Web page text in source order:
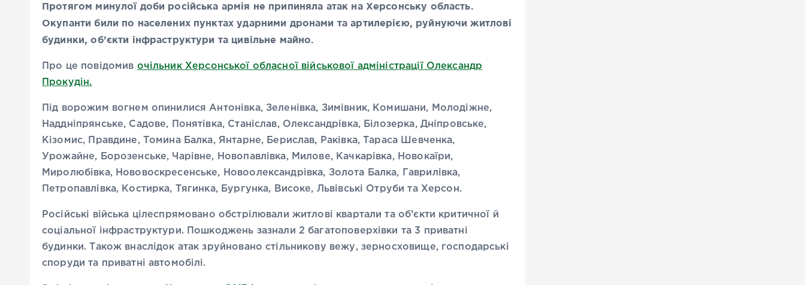
Протягом минулої доби російська армія не припиняла атак на Херсонську область.
Окупанти били по населених пунктах ударними дронами та артилерією, руйнуючи житлові
будинки, об’єкти інфраструктури та цивільне майно.
Про це повідомив очільник Херсонської обласної військової адміністрації Олександр
Прокудін.
Під ворожим вогнем опинилися Антонівка, Зеленівка, Зимівник, Комишани, Молодіжне,
Наддніпрянське, Садове, Понятівка, Станіслав, Олександрівка, Білозерка, Дніпровське,
Кізомис, Правдине, Томина Балка, Янтарне, Берислав, Раківка, Тараса Шевченка,
Урожайне, Борозенське, Чарівне, Новопавлівка, Милове, Качкарівка, Новокаїри,
Миролюбівка, Нововоскресенське, Новоолександрівка, Золота Балка, Гаврилівка,
Петропавлівка, Костирка, Тягинка, Бургунка, Високе, Львівські Отруби та Херсон.
Російські війська цілеспрямовано обстрілювали житлові квартали та об’єкти критичної й
соціальної інфраструктури. Пошкоджень зазнали 2 багатоповерхівки та 3 приватні
будинки. Також внаслідок атак зруйновано стільникову вежу, зерносховище, господарські
споруди та приватні автомобілі.